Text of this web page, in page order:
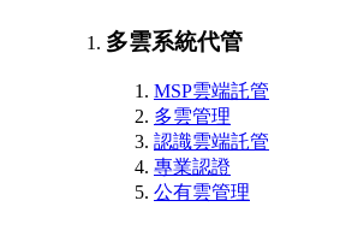
多雲系統代管
MSP雲端託管
多雲管理
認識雲端託管
專業認證
公有雲管理